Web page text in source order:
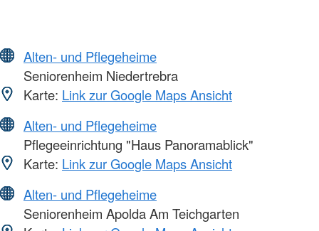
Alten- und Pflegeheime
Seniorenheim Niedertrebra
Karte: Link zur Google Maps Ansicht
Alten- und Pflegeheime
Pflegeeinrichtung "Haus Panoramablick"
Karte: Link zur Google Maps Ansicht
Alten- und Pflegeheime
Seniorenheim Apolda Am Teichgarten